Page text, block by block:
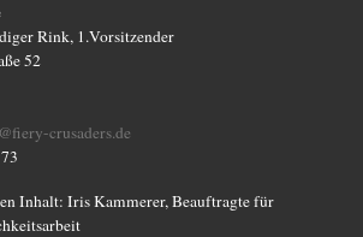
Rink, 1.Vorsitzender
52
crusaders.de
Inhalt: Iris Kammerer, Beauftragte für